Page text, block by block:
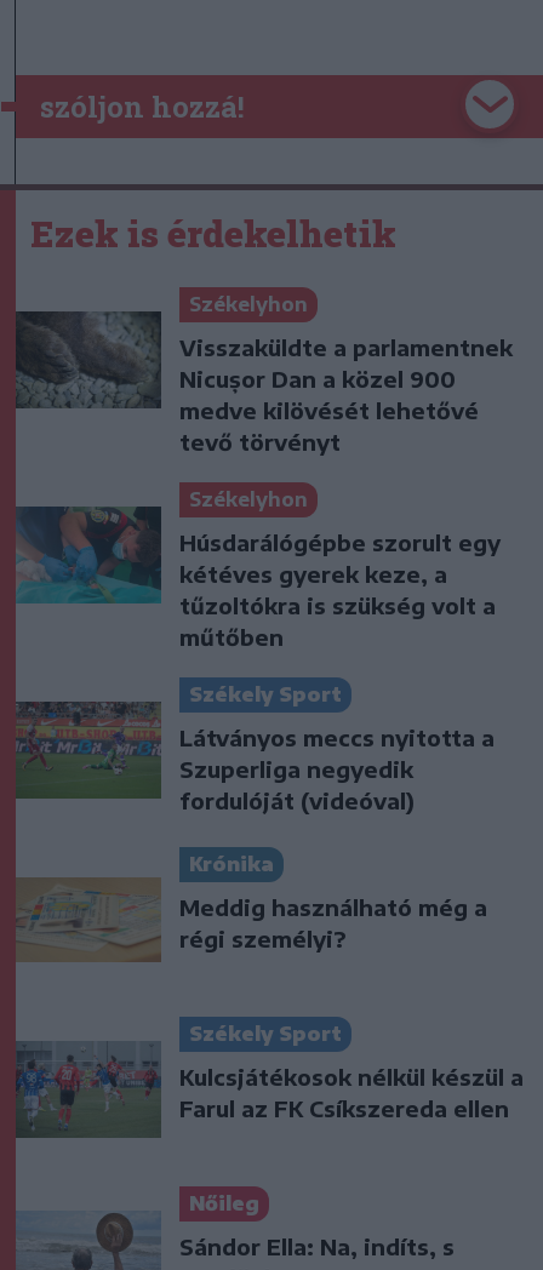
szóljon hozzá!
Ezek is érdekelhetik
Székelyhon
Visszaküldte a parlamentnek
Nicușor Dan a közel 900
medve kilövését lehetővé
tevő törvényt
Székelyhon
Húsdarálógépbe szorult egy
kétéves gyerek keze, a
tűzoltókra is szükség volt a
műtőben
Székely Sport
Látványos meccs nyitotta a
Szuperliga negyedik
fordulóját (videóval)
Krónika
Meddig használható még a
régi személyi?
Székely Sport
Kulcsjátékosok nélkül készül a
Farul az FK Csíkszereda ellen
Nőileg
Sándor Ella: Na, indíts, s